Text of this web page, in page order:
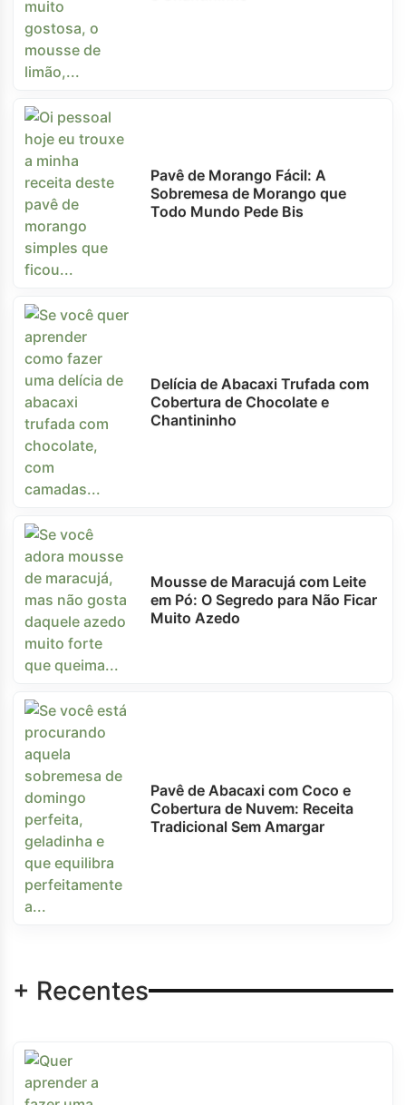
Pavê de Morango Fácil: A
Sobremesa de Morango que
Todo Mundo Pede Bis
Delícia de Abacaxi Trufada com
Cobertura de Chocolate e
Chantininho
Mousse de Maracujá com Leite
em Pó: O Segredo para Não Ficar
Muito Azedo
Pavê de Abacaxi com Coco e
Cobertura de Nuvem: Receita
Tradicional Sem Amargar
+ Recentes